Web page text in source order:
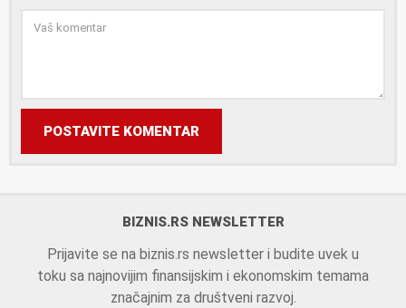
POSTAVITE KOMENTAR
BIZNIS.RS NEWSLETTER
Prijavite se na biznis.rs newsletter i budite uvek u
toku sa najnovijim finansijskim i ekonomskim temama
značajnim za društveni razvoj.